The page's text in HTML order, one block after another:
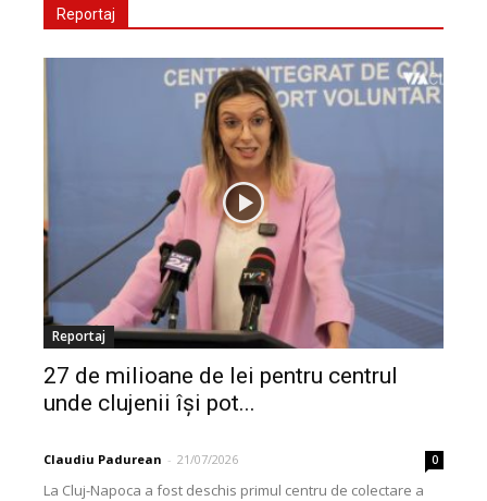
Reportaj
Reportaj
27 de milioane de lei pentru centrul
unde clujenii își pot...
Claudiu Padurean - 21/07/2026 0
La Cluj-Napoca a fost deschis primul centru de colectare a